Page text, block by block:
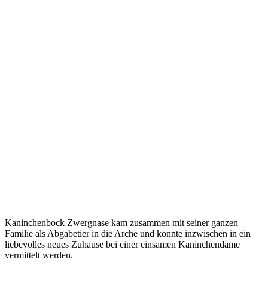
Kaninchenbock Zwergnase kam zusammen mit seiner ganzen
Familie als Abgabetier in die Arche und konnte inzwischen in ein
liebevolles neues Zuhause bei einer einsamen Kaninchendame
vermittelt werden.